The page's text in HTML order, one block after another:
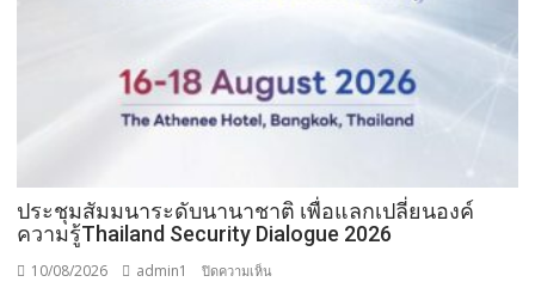
ประชุมสัมมนาระดับนานาชาติ เพื่อแลกเปลี่ยนองค์
ความรู้Thailand Security Dialogue 2026
10/08/2026 admin1 ปิดความเห็น